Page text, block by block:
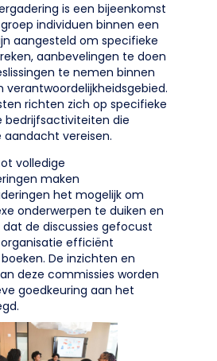
is een bijeenkomst
individuen binnen een
aangesteld om specifieke
aanbevelingen te doen
te nemen binnen
verantwoordelijkheidsgebied.
richten zich op specifieke
bedrijfsactiviteiten die
aandacht vereisen.
volledige
maken
het mogelijk om
onderwerpen te duiken en
de discussies gefocust
efficiënt
De inzichten en
deze commissies worden
goedkeuring aan het